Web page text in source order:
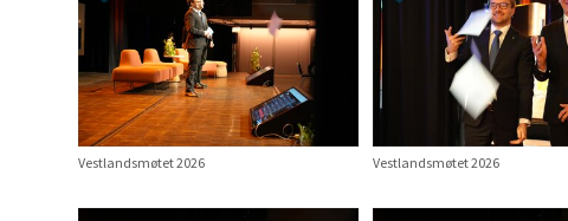
Vestlandsmøtet 2026 Vestlandsmøtet 2026